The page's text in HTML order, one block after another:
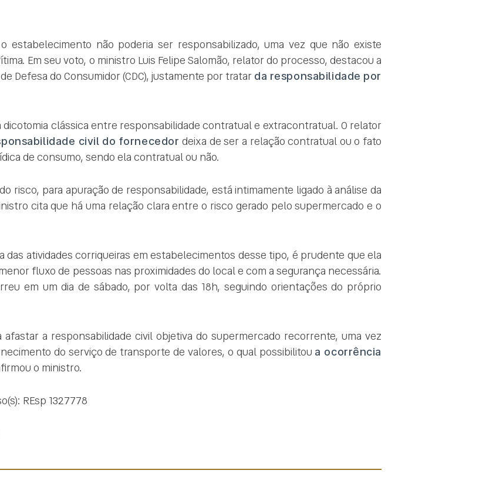
estabelecimento não poderia ser responsabilizado, uma vez que não existe
Em seu voto, o ministro Luis Felipe Salomão, relator do processo, destacou a
Defesa do Consumidor (CDC), justamente por tratarda responsabilidade por
dicotomia clássica entre responsabilidade contratual e extracontratual. O relator
civil do fornecedor deixa de ser a relação contratual ou o fato
de consumo, sendo ela contratual ou não.
risco, para apuração de responsabilidade, está intimamente ligado à análise da
cita que há uma relação clara entre o risco gerado pelo supermercado e o
das atividades corriqueiras em estabelecimentos desse tipo, é prudente que ela
fluxo de pessoas nas proximidades do local e com a segurança necessária.
em um dia de sábado, por volta das 18h, seguindo orientações do próprio
afastar a responsabilidade civil objetiva do supermercado recorrente, uma vez
do serviço de transporte de valores, o qual possibilitou a ocorrência
o ministro.
REsp 1327778